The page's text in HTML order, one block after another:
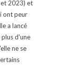
2023) et
ont peur
a lancé
d'une
ne se